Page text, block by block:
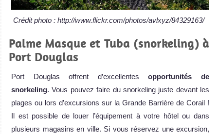
Crédit photo : http://www.flickr.com/photos/avlxyz/84329163/
Palme Masque et Tuba (snorkeling) à
Port Douglas
Port Douglas offrent d’excellentesopportunités de
snorkeling. Vous pouvez faire du snorkeling juste devant les
plages ou lors d’excursions sur la Grande Barrière de Corail !
Il est possible de louer l’équipement à votre hôtel ou dans
plusieurs magasins en ville. Si vous réservez une excursion,